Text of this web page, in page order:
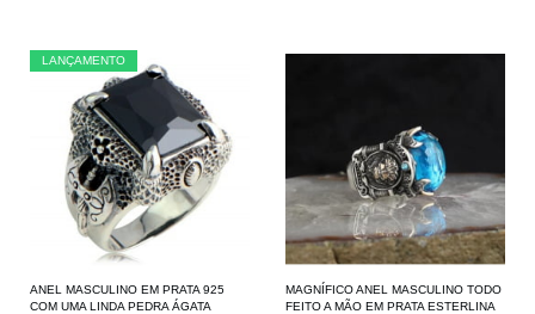
LANÇAMENTO
ANEL MASCULINO EM PRATA 925
COM UMA LINDA PEDRA ÁGATA
MAGNÍFICO ANEL MASCULINO TODO
FEITO A MÃO EM PRATA ESTERLINA